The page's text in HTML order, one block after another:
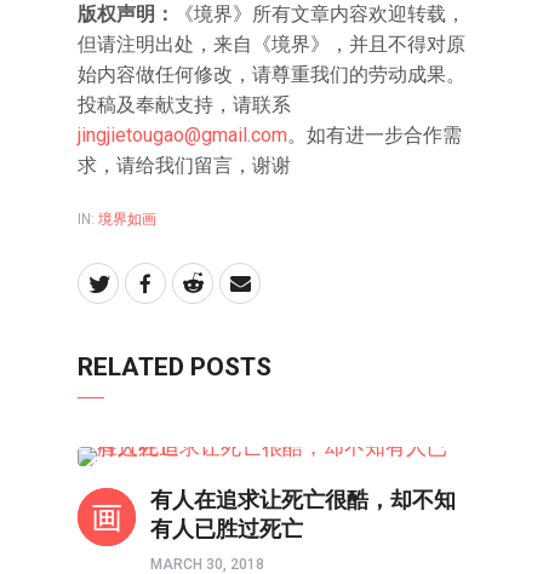
版权声明：
《境界》所有文章内容欢迎转载，
但请注明出处，来自《境界》，并且不得对原
始内容做任何修改，请尊重我们的劳动成果。
投稿及奉献支持，请联系
jingjietougao@gmail.com。如有进一步合作需
求，请给我们留言，谢谢
IN: 境界如画
RELATED POSTS
有人在追求让死亡很酷，却不知
有人已胜过死亡
MARCH 30, 2018